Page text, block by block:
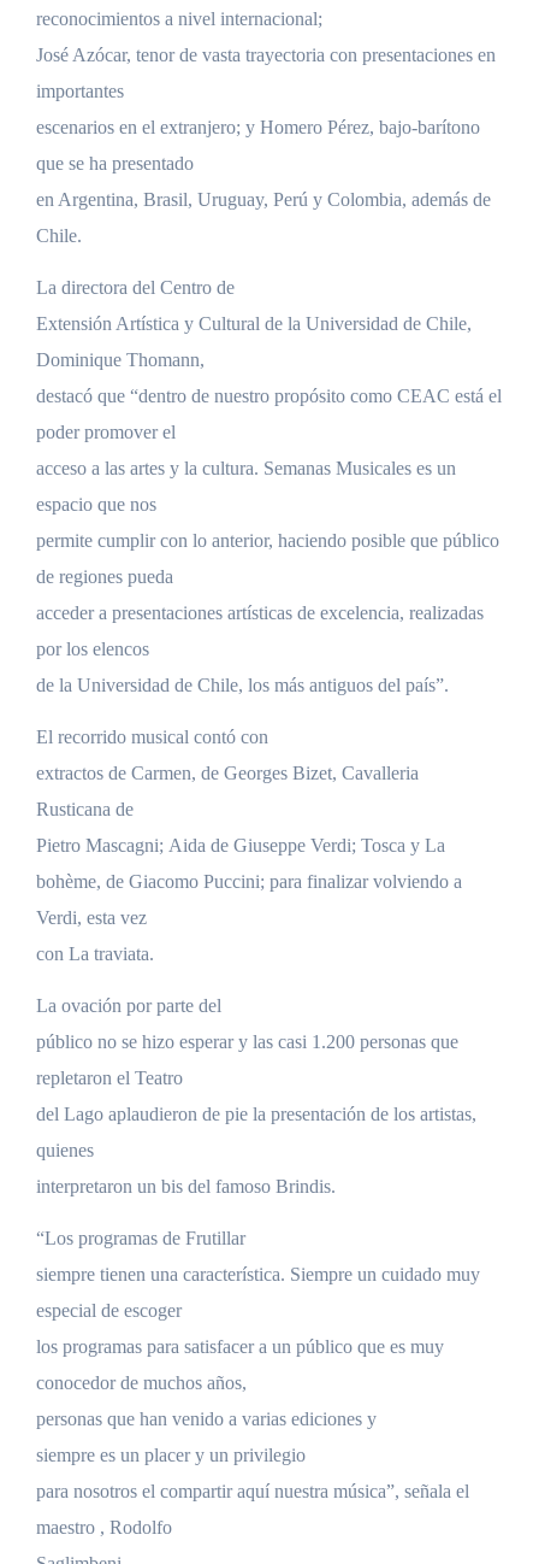
reconocimientos a nivel internacional;
José Azócar, tenor de vasta trayectoria con presentaciones en
importantes
escenarios en el extranjero; y Homero Pérez, bajo-barítono
que se ha presentado
en Argentina, Brasil, Uruguay, Perú y Colombia, además de
Chile.
La directora del Centro de
Extensión Artística y Cultural de la Universidad de Chile,
Dominique Thomann,
destacó que “dentro de nuestro propósito como CEAC está el
poder promover el
acceso a las artes y la cultura. Semanas Musicales es un
espacio que nos
permite cumplir con lo anterior, haciendo posible que público
de regiones pueda
acceder a presentaciones artísticas de excelencia, realizadas
por los elencos
de la Universidad de Chile, los más antiguos del país”.
El recorrido musical contó con
extractos de Carmen, de Georges Bizet, Cavalleria
Rusticana de
Pietro Mascagni; Aida de Giuseppe Verdi; Tosca y La
bohème, de Giacomo Puccini; para finalizar volviendo a
Verdi, esta vez
con La traviata.
La ovación por parte del
público no se hizo esperar y las casi 1.200 personas que
repletaron el Teatro
del Lago aplaudieron de pie la presentación de los artistas,
quienes
interpretaron un bis del famoso Brindis.
“Los programas de Frutillar
siempre tienen una característica. Siempre un cuidado muy
especial de escoger
los programas para satisfacer a un público que es muy
conocedor de muchos años,
personas que han venido a varias ediciones y
siemprees un placer y un privilegio
para nosotros el compartir aquí nuestra música”, señala el
maestro , Rodolfo